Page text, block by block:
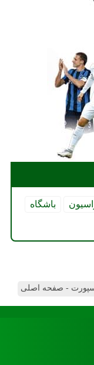
باشگاه
- صفحه اصلی